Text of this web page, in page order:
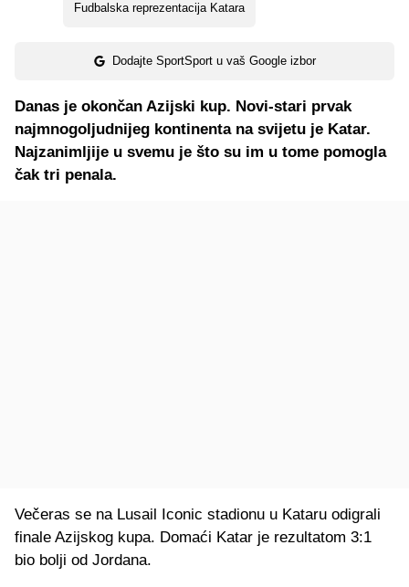
Fudbalska reprezentacija Katara
Dodajte SportSport u vaš Google izbor
Danas je okončan Azijski kup. Novi-stari prvak
najmnogoljudnijeg kontinenta na svijetu je Katar.
Najzanimljije u svemu je što su im u tome pomogla
čak tri penala.
Večeras se na Lusail Iconic stadionu u Kataru odigrali
finale Azijskog kupa. Domaći Katar je rezultatom 3:1
bio bolji od Jordana.